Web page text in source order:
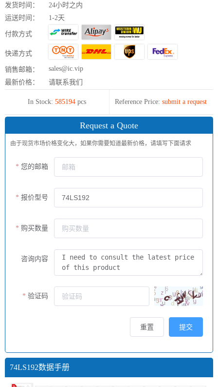
发货时间：
24小时之内
运送时间：
1-2天
付款方式
快递方式
销售邮箱：
sales@ic.vip
最新价格：
请联系我们
In Stock: 585194 pcs Reference Price: submit a request
Request a Quote
由于现货市场价格变化大，如果你需要知道最新价格，请填写下面请求
您的邮箱
报价型号
购买数量
咨询内容
验证码
提交
重置
74LS192数据手册